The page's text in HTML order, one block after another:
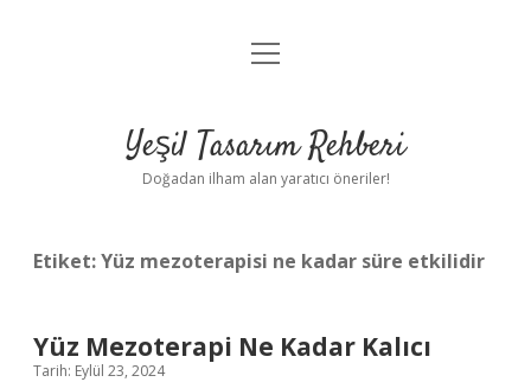
Anasayfa
Yasal Uyarı
menüyü
Yeşil Tasarım Rehberi
Doğadan ilham alan yaratıcı öneriler!
Etiket:Yüz mezoterapisi ne kadar süre etkilidir
Yüz Mezoterapi Ne Kadar Kalıcı
Tarih: Eylül 23, 2024